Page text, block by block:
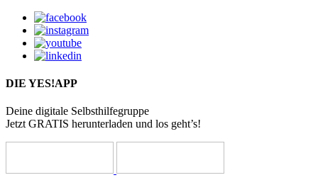
DIE YES!APP
Deine digitale Selbsthilfegruppe
Jetzt GRATIS herunterladen und los geht’s!